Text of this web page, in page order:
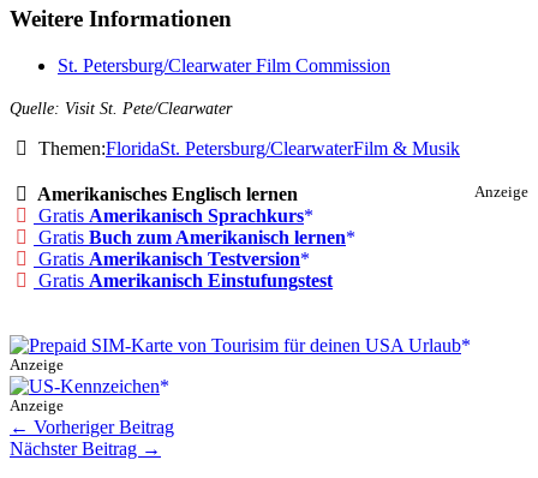
Weitere Informationen
St. Petersburg/Clearwater Film Commission
Quelle: Visit St. Pete/Clearwater
Themen:FloridaSt. Petersburg/ClearwaterFilm & Musik
Anzeige
Amerikanisches Englisch lernen
Gratis Amerikanisch Sprachkurs
Gratis Buch zum Amerikanisch lernen
Gratis Amerikanisch Testversion
Gratis Amerikanisch Einstufungstest
Anzeige
Anzeige
← Vorheriger Beitrag
Nächster Beitrag →